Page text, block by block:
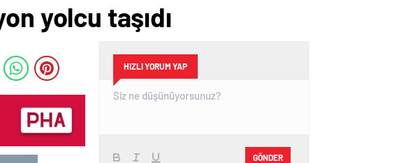
yolcu taşıdı
HIZLI YORUM YAP
GÖNDER